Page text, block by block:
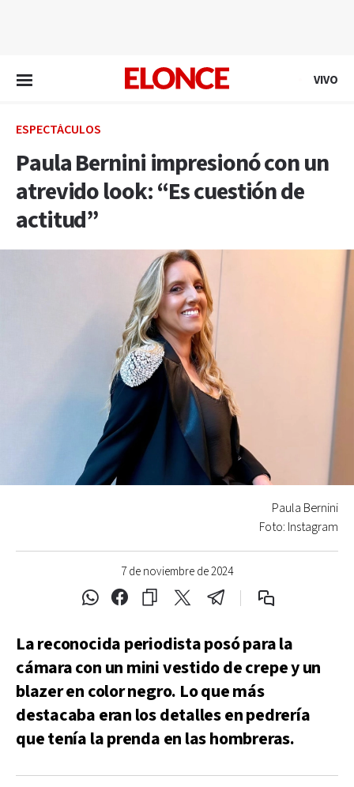
VIVO
ESPECTÁCULOS
Paula Bernini impresionó con un
atrevido look: “Es cuestión de
actitud”
7 de noviembre de 2024
Paula Bernini
Foto: Instagram
La reconocida periodista posó para la
cámara con un mini vestido de crepe y un
blazer en color negro. Lo que más
destacaba eran los detalles en pedrería
que tenía la prenda en las hombreras.